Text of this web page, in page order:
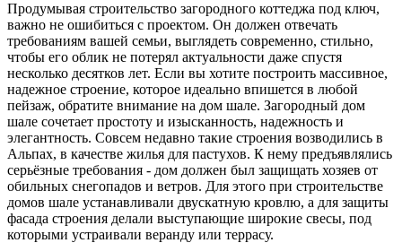
Продумывая строительство загородного коттеджа под ключ,
важно не ошибиться с проектом. Он должен отвечать
требованиям вашей семьи, выглядеть современно, стильно,
чтобы его облик не потерял актуальности даже спустя
несколько десятков лет. Если вы хотите построить массивное,
надежное строение, которое идеально впишется в любой
пейзаж, обратите внимание на дом шале. Загородный дом
шале сочетает простоту и изысканность, надежность и
элегантность. Совсем недавно такие строения возводились в
Альпах, в качестве жилья для пастухов. К нему предъявлялись
серьёзные требования - дом должен был защищать хозяев от
обильных снегопадов и ветров. Для этого при строительстве
домов шале устанавливали двускатную кровлю, а для защиты
фасада строения делали выступающие широкие свесы, под
которыми устраивали веранду или террасу.